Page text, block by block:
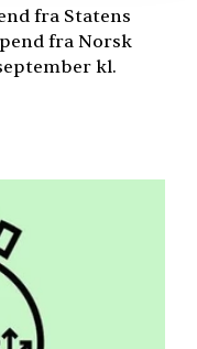
fra Statens
fra Norsk
kl.